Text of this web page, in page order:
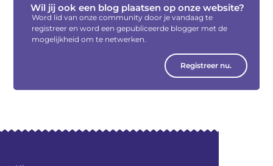
Wil jij ook een blog plaatsen op onze website?
Word lid van onze community door je vandaag te
registreer en word een gepubliceerde blogger met de
mogelijkheid om te netwerken.
Registreer nu.